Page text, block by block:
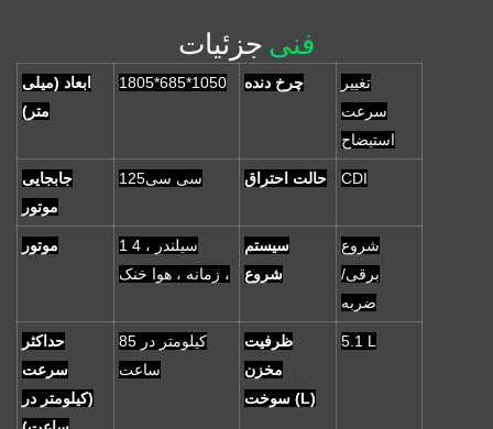
فنی جزئیات
ابعاد (میلی
متر)
1805*685*1050 چرخ دنده
تغییر
سرعت
استیضاح
جابجایی
موتور
سی سی125 حالت احتراق CDI
موتور
1 سیلندر ، 4
زمانه ، هوا خنک ،
سیستم
شروع
شروع
برقی/
ضربه
حداکثر
سرعت
(کیلومتر در
85 کیلومتر در
ساعت
ظرفیت
مخزن
سوخت (L)
5.1 L